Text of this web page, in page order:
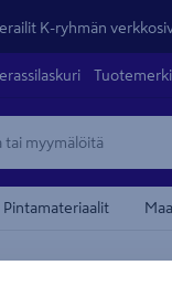
K-ryhmän
Pintamateriaalit